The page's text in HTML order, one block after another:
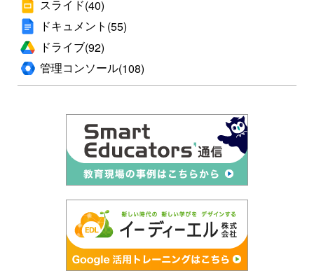
スライド(40)
ドキュメント (55)
ドライブ(92)
管理コンソール(108)